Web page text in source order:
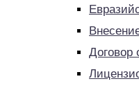
Договор